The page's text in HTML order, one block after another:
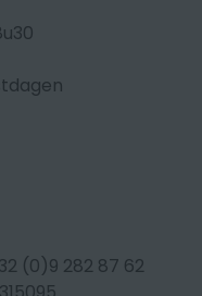
(0)9 282 87 62